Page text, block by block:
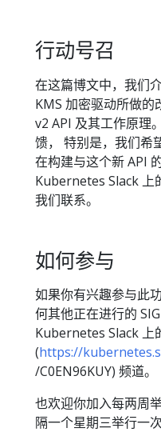
行动号召
在这篇博文中，我们
KMS 加密驱动所做的
v2 API 及其工作原理
馈， 特别是，我们希
在构建与这个新 API
Kubernetes Slack 上
我们联系。
如何参与
如果你有兴趣参与此
何其他正在进行的
Kubernetes Slack
(https://
/C0EN96KUY) 频道。
也欢迎你加入每两周
隔一个星期三举行一次